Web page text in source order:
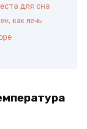
для сна
как лечь